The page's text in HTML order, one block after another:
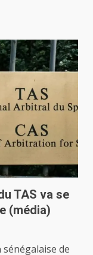
TAS va se
(média)
de